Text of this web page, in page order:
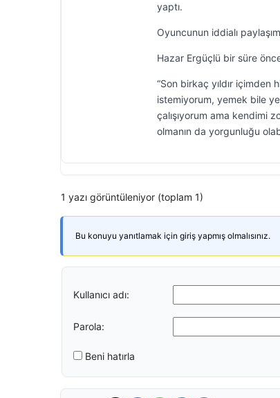
yaptı.
Oyuncunun iddialı
Hazar Ergüçlü bir süre
“Son birkaç yıldır içimden
istemiyorum, yemek bile
çalışıyorum ama kendimi
olmanın da yorgunluğu
1 yazı görüntüleniyor (toplam 1)
Bu konuyu yanıtlamak için giriş yapmış olmalısınız.
Kullanıcı adı:
Parola:
Beni hatırla